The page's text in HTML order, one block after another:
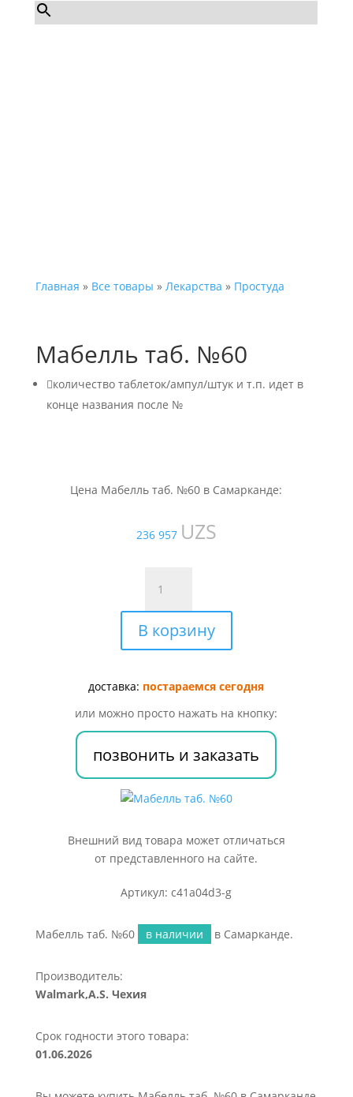
Главная » Все товары » Лекарства » Простуда
Мабелль таб. №60
количество таблеток/ампул/штук и т.п. идет в
конце названия после №
Цена Мабелль таб. №60 в Самарканде:
236 957 UZS
товара
Мабелль
таб.
№60
В корзину
доставка: постараемся сегодня
или можно просто нажать на кнопку:
позвонить и заказать
Внешний вид товара может отличаться
от представленного на сайте.
Артикул: c41a04d3-g
Мабелль таб. №60 в наличии в Самарканде.
Производитель:
Walmark,A.S. Чехия
Срок годности этого товара:
01.06.2026